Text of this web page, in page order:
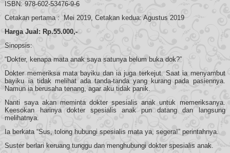
ISBN: 978-602-53476-9-6
Cetakan pertama : Mei 2019, Cetakan kedua: Agustus 2019
Harga Jual: Rp.55.000,-
Sinopsis:
“Dokter, kenapa mata anak saya satunya belum buka dok?”
Dokter memeriksa mata bayiku dan ia juga terkejut. Saat ia menyambut
bayiku ia tidak melihat ada tanda-tanda yang kurang pada pasiennya.
Namun ia berusaha tenang, agar aku tidak panik.
Nanti saya akan meminta dokter spesialis anak untuk memeriksanya.
Keesokan harinya dokter spesialis anak pun datang dan langsung
melihatnya.
Ia berkata “Sus, tolong hubungi spesialis mata ya, segera!” perintahnya.
Suster berlari keruang tunggu dan menghubungi dokter spesialis anak.